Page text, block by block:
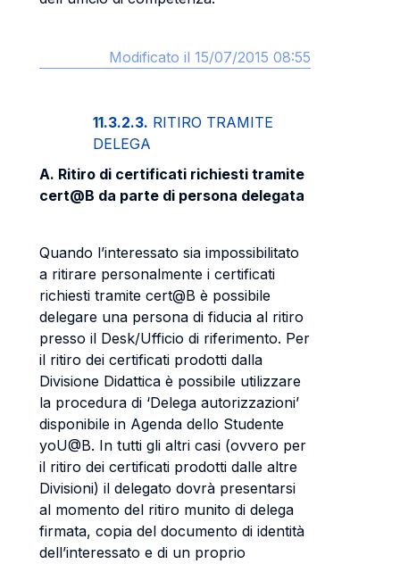
Modificato il 15/07/2015 08:55
11.3.2.3. RITIRO TRAMITE
DELEGA
A. Ritiro di certificati richiesti tramite
cert@B da parte di persona delegata
Quando l’interessato sia impossibilitato
a ritirare personalmente i certificati
richiesti tramite cert@B è possibile
delegare una persona di fiducia al ritiro
presso il Desk/Ufficio di riferimento. Per
il ritiro dei certificati prodotti dalla
Divisione Didattica è possibile utilizzare
la procedura di ‘Delega autorizzazioni’
disponibile in Agenda dello Studente
yoU@B. In tutti gli altri casi (ovvero per
il ritiro dei certificati prodotti dalle altre
Divisioni) il delegato dovrà presentarsi
al momento del ritiro munito di delega
firmata, copia del documento di identità
dell’interessato e di un proprio